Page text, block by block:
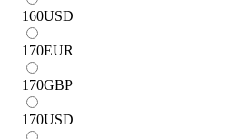
160USD
170EUR
170GBP
170USD